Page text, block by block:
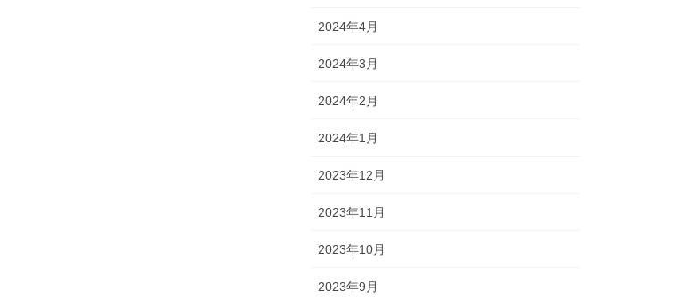
2024年4月
2024年3月
2024年2月
2024年1月
2023年12月
2023年11月
2023年10月
2023年9月